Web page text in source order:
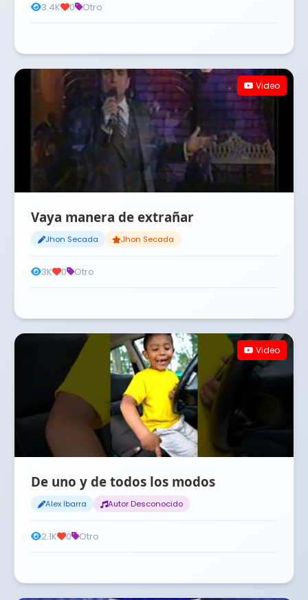
3.4K 0 Otro
Video
Vaya manera de extrañar
Jhon Secada Jhon Secada
3K 0 Otro
Video
De uno y de todos los modos
Alex Ibarra Autor Desconocido
2.1K 0 Otro